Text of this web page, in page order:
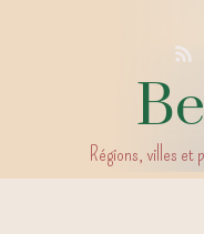
Régions, villes et